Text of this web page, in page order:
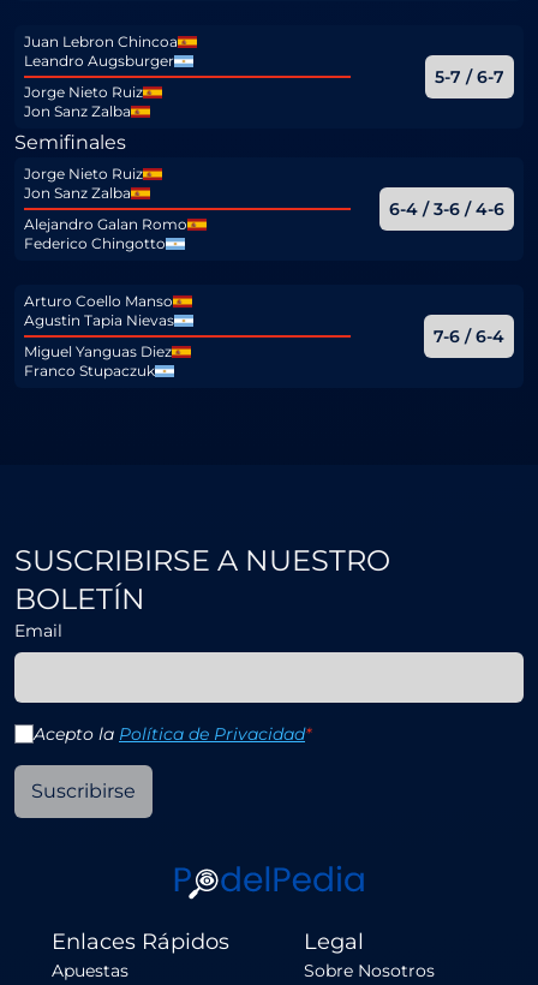
Juan Lebron Chincoa
Leandro Augsburger
Jorge Nieto Ruiz
Jon Sanz Zalba
5-7 / 6-7
Semifinales
Jorge Nieto Ruiz
Jon Sanz Zalba
Alejandro Galan Romo
Federico Chingotto
6-4 / 3-6 / 4-6
Arturo Coello Manso
Agustin Tapia Nievas
Miguel Yanguas Diez
Franco Stupaczuk
7-6 / 6-4
SUSCRIBIRSE A NUESTRO
BOLETÍN
Email
Acepto la Política de Privacidad*
Suscribirse
Enlaces Rápidos
Apuestas
Legal
Sobre Nosotros